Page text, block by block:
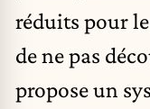
réduits pour
de ne pas
propose un